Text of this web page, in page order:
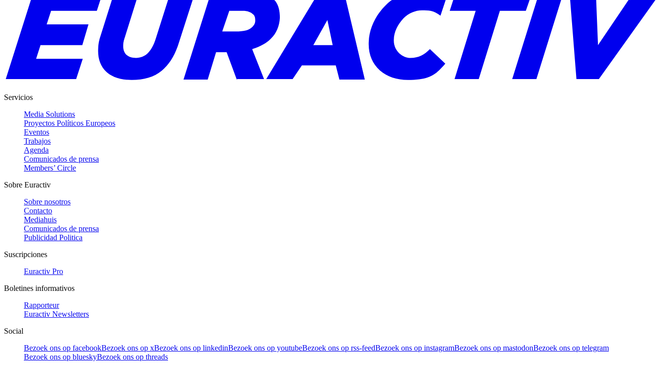
Servicios
Media Solutions
Proyectos Políticos Europeos
Eventos
Trabajos
Agenda
Comunicados de prensa
Members’ Circle
Sobre Euractiv
Sobre nosotros
Contacto
Mediahuis
Comunicados de prensa
Publicidad Politica
Suscripciones
Euractiv Pro
Boletines informativos
Rapporteur
Euractiv Newsletters
Social
Bezoek ons op facebookBezoek ons op xBezoek ons op linkedinBezoek ons op youtubeBezoek ons op rss-feedBezoek ons op instagramBezoek ons op mastodonBezoek ons op telegram
Bezoek ons op blueskyBezoek ons op threads